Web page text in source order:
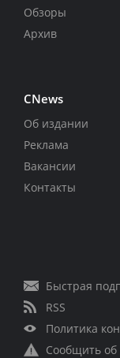
Обзоры
Архив
CNews
Об издании
Реклама
Вакансии
Контакты
Быстрая
RSS
Политика
Сообщить